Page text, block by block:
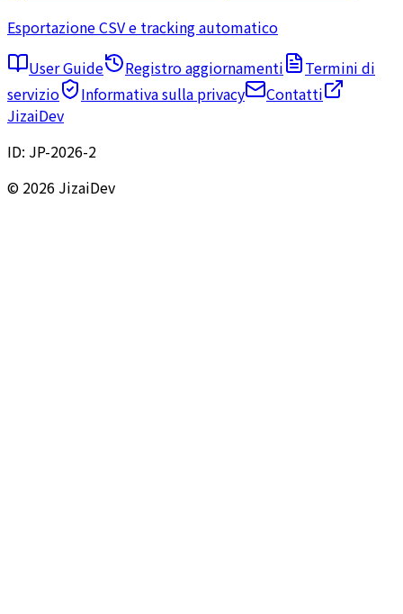
Esportazione CSV e tracking automatico
User Guide
Registro aggiornamenti
Termini di
servizio
Informativa sulla privacy
Contatti
JizaiDev
ID: JP-2026-2
© 2026 JizaiDev